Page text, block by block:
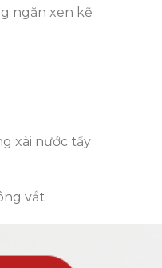
ngăn xen kẽ
xài nước tẩy
vắt